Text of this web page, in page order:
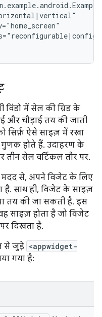
विंडो में सेल की ग्रिड के
और चौड़ाई तय की जाती
सिर्फ़ ऐसे साइज़ में रखा
गुणक होते हैं. उदाहरण के
तीन सेल वर्टिकल तौर पर.
मदद से, अपने विजेट के लिए
है. साथ ही, विजेट के साइज़
तय की जा सकती है. इस
साइज़ होता है जो विजेट
दिखता है.
से जुड़े <appwidget-
गया है: